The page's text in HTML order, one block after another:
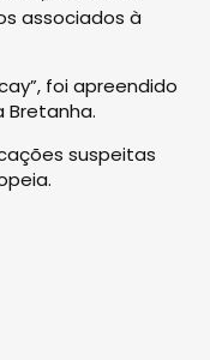
associados à
foi apreendido
Bretanha.
suspeitas